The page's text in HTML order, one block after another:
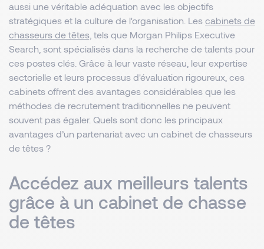
aussi une véritable adéquation avec les objectifs
stratégiques et la culture de l'organisation. Les cabinets de
chasseurs de têtes, tels que Morgan Philips Executive
Search, sont spécialisés dans la recherche de talents pour
ces postes clés. Grâce à leur vaste réseau, leur expertise
sectorielle et leurs processus d'évaluation rigoureux, ces
cabinets offrent des avantages considérables que les
méthodes de recrutement traditionnelles ne peuvent
souvent pas égaler. Quels sont donc les principaux
avantages d’un partenariat avec un cabinet de chasseurs
de têtes ?
Accédez aux meilleurs talents
grâce à un cabinet de chasse
de têtes